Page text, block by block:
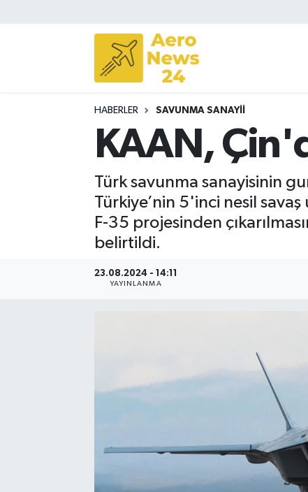
HABERLER SAVUNMA SANAYII
KAAN,
Türk savunma sanayisinin
Türkiye’nin 5'inci nesil
F-35 projesinden
belirtildi.
23.08.2024 - 14:11
YAYINLANMA
Sivil Havacılık